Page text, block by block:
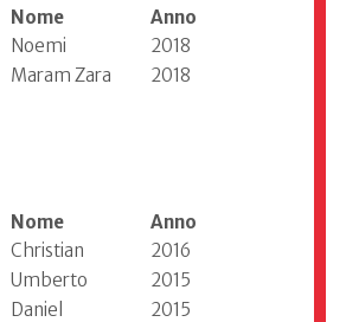
Nome
Anno
Noemi
2018
Maram Zara 2018
Nome
Anno
Christian
2016
Umberto
2015
Daniel 2015